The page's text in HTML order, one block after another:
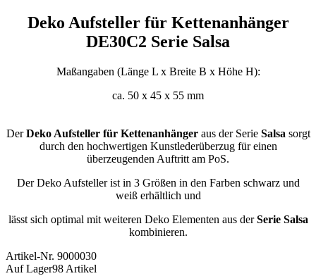
Deko Aufsteller für Kettenanhänger
DE30C2 Serie Salsa
Maßangaben (Länge L x Breite B x Höhe H):
ca. 50 x 45 x 55 mm
DerDeko Aufsteller für Kettenanhänger aus der Serie Salsa sorgt
durch den hochwertigen Kunstlederüberzug für einen
überzeugenden Auftritt am PoS.
Der Deko Aufsteller ist in 3 Größen in den Farben schwarz und
weiß erhältlich und
lässt sich optimal mit weiteren Deko Elementen aus derSerie Salsa
kombinieren.
Artikel-Nr. 9000030
Auf Lager98 Artikel